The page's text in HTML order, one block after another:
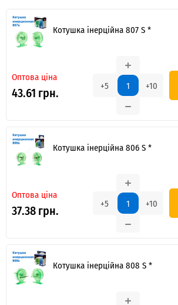
Котушка інерційна 807 S *
Оптова ціна
43.61 грн. +5 +10
Котушка інерційна 806 S *
Оптова ціна
37.38 грн. +5 +10
Котушка інерційна 808 S *